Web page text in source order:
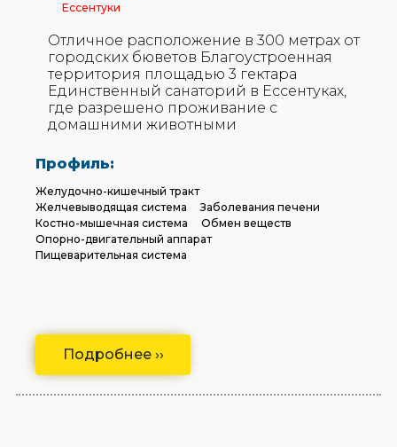
Подробнее ››
Ессентуки
Отличное расположение в 300 метрах от
городских бюветов Благоустроенная
территория площадью 3 гектара
Единственный санаторий в Ессентуках,
где разрешено проживание с
домашними животными
Профиль:
Желудочно-кишечный тракт
Желчевыводящая система
Заболевания печени
Костно-мышечная система
Обмен веществ
Опорно-двигательный аппарат
Пищеварительная система